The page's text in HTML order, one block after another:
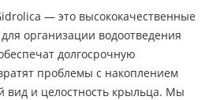
— это высококачественные
организации водоотведения
долгосрочную
проблемы с накоплением
вид и целостность крыльца. Мы